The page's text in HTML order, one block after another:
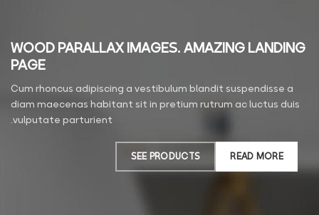
WOOD PARALLAX IMAGES. AMAZING LANDING
PAGE
Cum rhoncus adipiscing a vestibulum blandit suspendisse a
diam maecenas habitant sit in pretium rutrum ac luctus duis
vulputate parturient.
READ MORE
SEE PRODUCTS